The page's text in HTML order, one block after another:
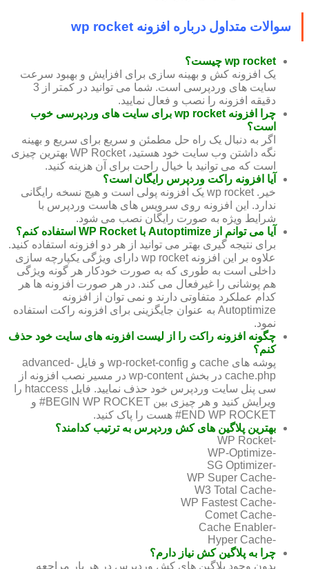
سوالات متداول درباره افزونه wp rocket
wp rocket چیست؟
یک افزونه کش و بهینه سازی برای افزایش و بهبود سرعت
سایت های وردپرسی است. شما می توانید در کمتر از 3
دقیقه افزونه را نصب و فعال نمایید.
چرا افزونه wp rocket برای سایت های وردپرسی خوب
است؟
اگر به دنبال یک راه حل مطمئن و سریع برای سریع و بهینه
نگه داشتن وب سایت خود هستید، WP Rocket بهترین چیزی
است که می توانید با خیال راحت برای آن هزینه کنید.
آیا افزونه راکت وردپرس رایگان است؟
خیر. wp rocket یک افزونه پولی است و هیچ نسخه رایگانی
ندارد. این افزونه روی سرویس های هاست وردپرس با
شرایط ویژه به صورت رایگان نصب می شود.
آیا می توانم از Autoptimize با WP Rocket استفاده کنم؟
برای نتیجه گیری بهتر می توانید از هر دو افزونه استفاده کنید.
علاوه بر این افزونه wp rocket دارای ویژگی یکپارچه سازی
داخلی است به طوری که به صورت خودکار هر گونه ویژگی
هم پوشانی را غیرفعال می کند. در هر صورت افزونه ها هر
کدام عملکرد متفاوتی دارند و نمی توان از افزونه
Autoptimize به عنوان جایگزینی برای افزونه راکت استفاده
نمود.
چگونه افزونه راکت را از لیست افزونه های سایت خود حذف
کنم؟
پوشه های cache و wp-rocket-config و فایل advanced-
cache.php در بخش wp-content در مسیر نصب افزونه از
سی پنل سایت وردپرس خود حذف نمایید. فایل htaccess را
ویرایش کنید و هر چیزی بین BEGIN WP ROCKET# و
END WP ROCKET# هست را پاک کنید.
بهترین پلاگین های کش وردپرس به ترتیب کدامند؟
-WP Rocket
-WP-Optimize
-SG Optimizer
-WP Super Cache
-W3 Total Cache
-WP Fastest Cache
-Comet Cache
-Cache Enabler
-Hyper Cache
چرا به پلاگین کش نیاز دارم؟
بدون وجود پلاگین های کش وردپرس در هر بار مراجعه